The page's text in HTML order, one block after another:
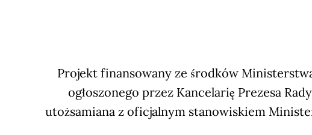
Projekt finansowany ze środków
ogłoszonego przez Kancelarię Prezesa
utożsamiana z oficjalnym stanowiskiem